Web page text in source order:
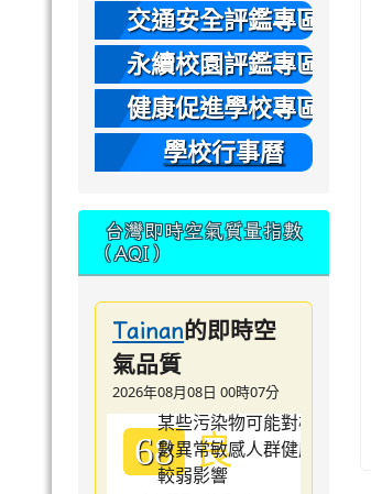
本
交通安全評鑑專區
永續校園評鑑專區
健康促進學校專區
學校行事曆
台灣即時空氣質量指數
（AQI）
Tainan的即時空
氣品質
2026年08月08日 00時07分
68 良